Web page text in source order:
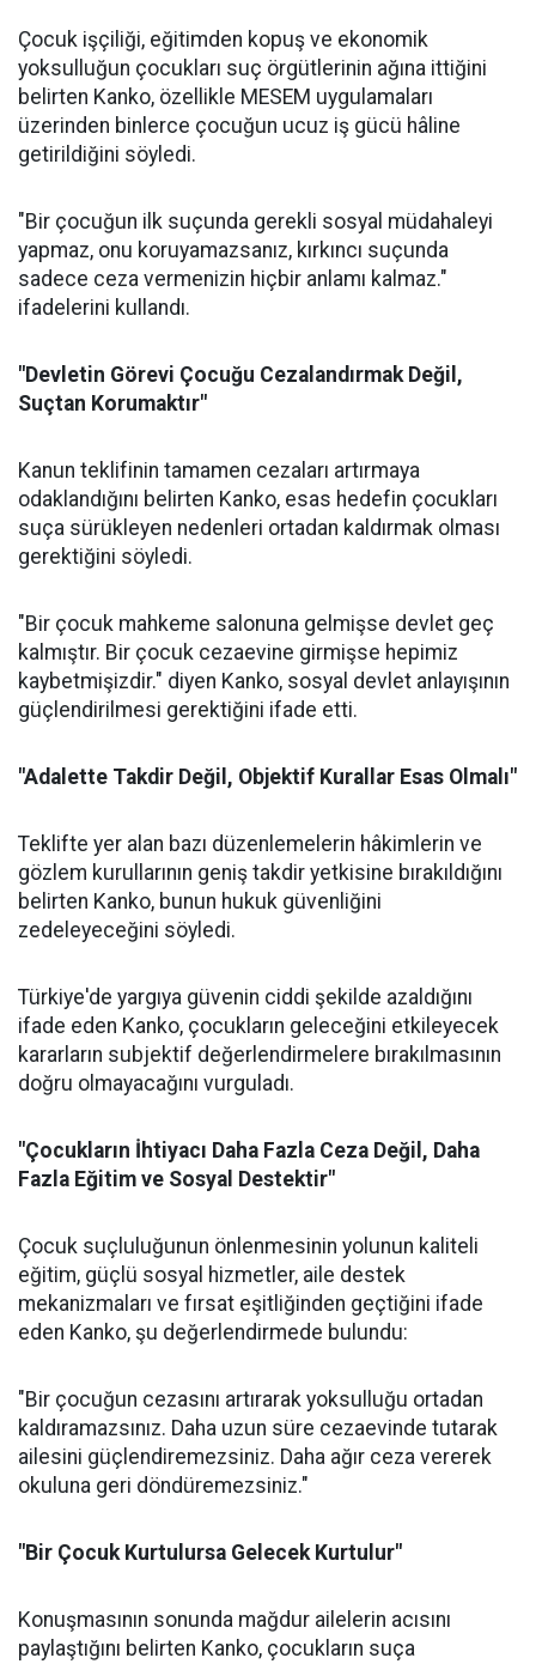
Çocuk işçiliği, eğitimden kopuş ve ekonomik
yoksulluğun çocukları suç örgütlerinin ağına ittiğini
belirten Kanko, özellikle MESEM uygulamaları
üzerinden binlerce çocuğun ucuz iş gücü hâline
getirildiğini söyledi.
"Bir çocuğun ilk suçunda gerekli sosyal müdahaleyi
yapmaz, onu koruyamazsanız, kırkıncı suçunda
sadece ceza vermenizin hiçbir anlamı kalmaz."
ifadelerini kullandı.
"Devletin Görevi Çocuğu Cezalandırmak Değil,
Suçtan Korumaktır"
Kanun teklifinin tamamen cezaları artırmaya
odaklandığını belirten Kanko, esas hedefin çocukları
suça sürükleyen nedenleri ortadan kaldırmak olması
gerektiğini söyledi.
"Bir çocuk mahkeme salonuna gelmişse devlet geç
kalmıştır. Bir çocuk cezaevine girmişse hepimiz
kaybetmişizdir." diyen Kanko, sosyal devlet anlayışının
güçlendirilmesi gerektiğini ifade etti.
"Adalette Takdir Değil, Objektif Kurallar Esas Olmalı"
Teklifte yer alan bazı düzenlemelerin hâkimlerin ve
gözlem kurullarının geniş takdir yetkisine bırakıldığını
belirten Kanko, bunun hukuk güvenliğini
zedeleyeceğini söyledi.
Türkiye'de yargıya güvenin ciddi şekilde azaldığını
ifade eden Kanko, çocukların geleceğini etkileyecek
kararların subjektif değerlendirmelere bırakılmasının
doğru olmayacağını vurguladı.
"Çocukların İhtiyacı Daha Fazla Ceza Değil, Daha
Fazla Eğitim ve Sosyal Destektir"
Çocuk suçluluğunun önlenmesinin yolunun kaliteli
eğitim, güçlü sosyal hizmetler, aile destek
mekanizmaları ve fırsat eşitliğinden geçtiğini ifade
eden Kanko, şu değerlendirmede bulundu:
"Bir çocuğun cezasını artırarak yoksulluğu ortadan
kaldıramazsınız. Daha uzun süre cezaevinde tutarak
ailesini güçlendiremezsiniz. Daha ağır ceza vererek
okuluna geri döndüremezsiniz."
"Bir Çocuk Kurtulursa Gelecek Kurtulur"
Konuşmasının sonunda mağdur ailelerin acısını
paylaştığını belirten Kanko, çocukların suça